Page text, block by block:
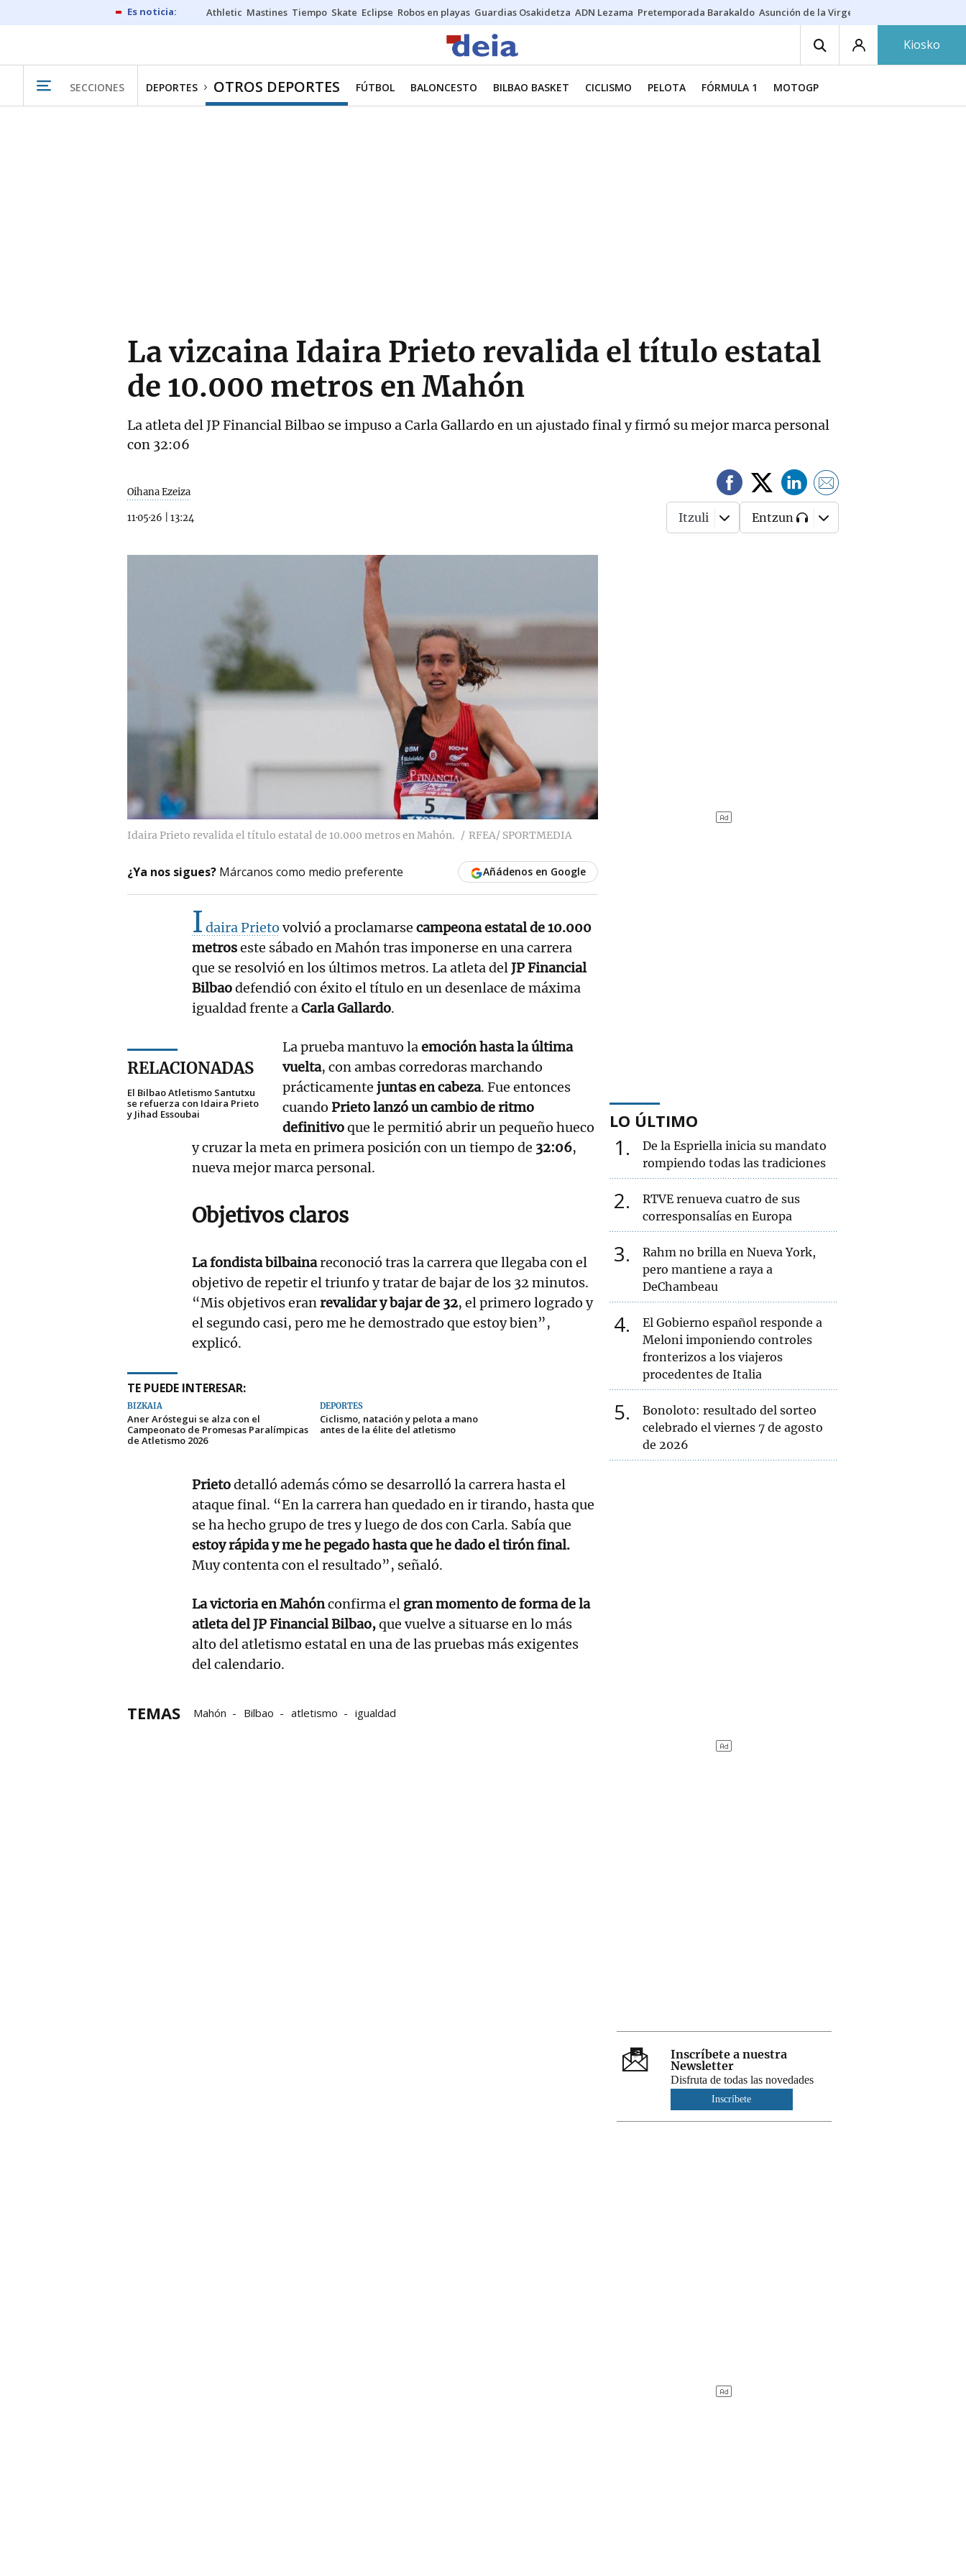
Athletic Mastines Tiempo Skate Eclipse Robos en playas Guardias Osakidetza ADN Lezama Pretemporada Barakaldo Asunción de la Virgen
Kiosko
SECCIONES DEPORTES OTROS DEPORTES FÚTBOL BALONCESTO BILBAO BASKET CICLISMO PELOTA FÓRMULA 1 MOTOGP
La vizcaina Idaira Prieto revalida el título estatal
de 10.000 metros en Mahón
La atleta del JP Financial Bilbao se impuso a Carla Gallardo en un ajustado final y firmó su mejor marca personal
con 32:06
Oihana Ezeiza
11·05·26 13:24 Itzuli Entzun
Idaira Prieto revalida el título estatal de 10.000 metros en Mahón. RFEA/ SPORTMEDIA
¿Ya nos sigues? Márcanos como medio preferente Añádenos en Google
I daira Prieto volvió a proclamarse campeona estatal de 10.000
metroseste sábado en Mahón tras imponerse en una carrera
que se resolvió en los últimos metros. La atleta delJP Financial
Bilbaodefendió con éxito el título en un desenlace de máxima
igualdad frente aCarla Gallardo.
RELACIONADAS
El Bilbao Atletismo Santutxu
se refuerza con Idaira Prieto
y Jihad Essoubai
La prueba mantuvo laemoción hasta la última
vuelta, con ambas corredoras marchando
prácticamente juntas en cabeza. Fue entonces
cuandoPrieto lanzó un cambio de ritmo
definitivoque le permitió abrir un pequeño hueco
y cruzar la meta en primera posición con un tiempo de 32:06,
nueva mejor marca personal.
Objetivos claros
La fondista bilbainareconoció tras la carrera que llegaba con el
objetivo de repetir el triunfo y tratar de bajar de los 32 minutos.
“Mis objetivos eranrevalidar y bajar de 32, el primero logrado y
el segundo casi, pero me he demostrado que estoy bien”,
explicó.
TE PUEDE INTERESAR:
BIZKAIA
Aner Aróstegui se alza con el
Campeonato de Promesas Paralímpicas
de Atletismo 2026
DEPORTES
Ciclismo, natación y pelota a mano
antes de la élite del atletismo
Prietodetalló además cómo se desarrolló la carrera hasta el
ataque final. “En la carrera han quedado en ir tirando, hasta que
se ha hecho grupo de tres y luego de dos con Carla. Sabía que
estoy rápida y me he pegado hasta que he dado el tirón final.
Muy contenta con el resultado”, señaló.
La victoria en Mahónconfirma el gran momento de forma de la
atleta del JP Financial Bilbao,que vuelve a situarse en lo más
alto del atletismo estatal en una de las pruebas más exigentes
del calendario.
TEMAS Mahón Bilbao atletismo igualdad
LO ÚLTIMO
1
De la Espriella inicia su mandato
rompiendo todas las tradiciones
2
RTVE renueva cuatro de sus
corresponsalías en Europa
3
Rahm no brilla en Nueva York,
pero mantiene a raya a
DeChambeau
4
El Gobierno español responde a
Meloni imponiendo controles
fronterizos a los viajeros
procedentes de Italia
5
Bonoloto: resultado del sorteo
celebrado el viernes 7 de agosto
de 2026
Inscríbete a nuestra
Newsletter
Disfruta de todas las novedades
Inscríbete